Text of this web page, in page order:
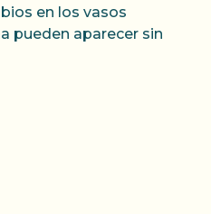
en los vasos
pueden aparecer sin